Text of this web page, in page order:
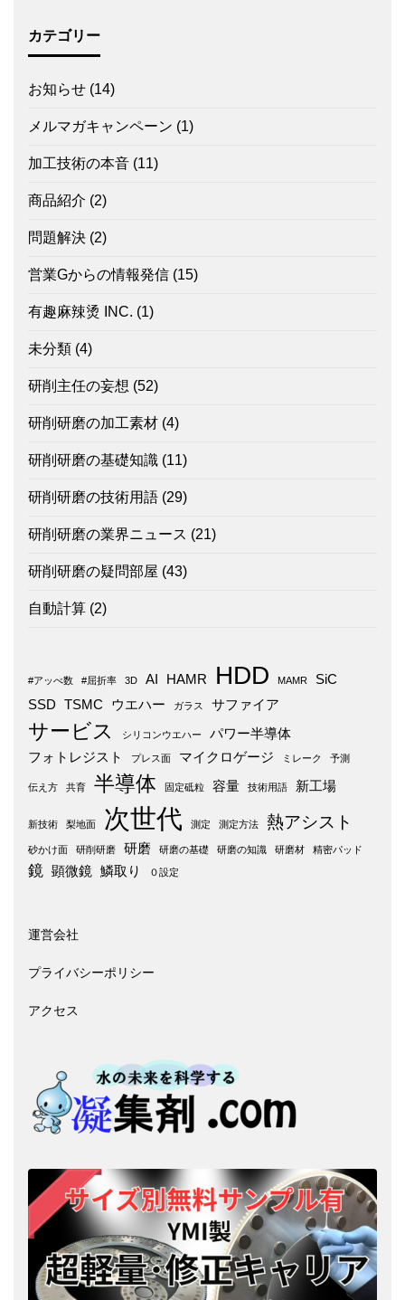
カテゴリー
お知らせ (14)
メルマガキャンペーン (1)
加工技術の本音 (11)
商品紹介 (2)
問題解決 (2)
営業Gからの情報発信 (15)
有趣麻辣烫 INC. (1)
未分類 (4)
研削主任の妄想 (52)
研削研磨の加工素材 (4)
研削研磨の基礎知識 (11)
研削研磨の技術用語 (29)
研削研磨の業界ニュース (21)
研削研磨の疑問部屋 (43)
自動計算 (2)
#アッべ数 #屈折率 3D AI HAMR HDD MAMR
SiC
SSD
TSMC ウエハー ガラス サファイア
サービス シリコンウエハー
パワー半導体
フォトレジスト
プレス面 マイクロゲージ ミレーク 予測
伝え方 共育 半導体 固定砥粒 容量 技術用語 新工場
新技術 梨地面 次世代 測定 測定方法 熱アシスト
砂かけ面 研削研磨 研磨 研磨の基礎 研磨の知識 研磨材 精密パッド
鏡 顕微鏡 鱗取り ０設定
運営会社
プライバシーポリシー
アクセス